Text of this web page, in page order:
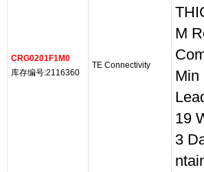
CRG0201F1M0
库存编号:2116360
TE Connectivity
M
Min
19
3